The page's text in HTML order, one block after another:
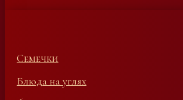
Семечки
Блюда на углях